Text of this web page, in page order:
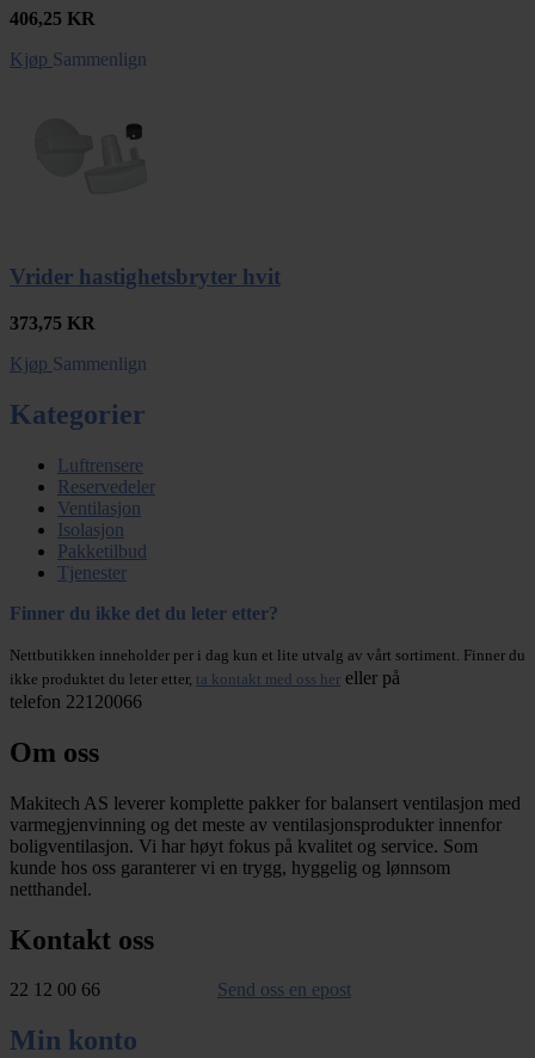
406,25 KR
Kjøp Sammenlign
Vrider hastighetsbryter hvit
373,75 KR
Kjøp Sammenlign
Kategorier
Luftrensere
Reservedeler
Ventilasjon
Isolasjon
Pakketilbud
Tjenester
Finner du ikke det du leter etter?
Nettbutikken inneholder per i dag kun et lite utvalg av vårt sortiment. Finner du
ikke produktet du leter etter, ta kontakt med oss her eller på
telefon 22120066
Om oss
Makitech AS leverer komplette pakker for balansert ventilasjon med
varmegjenvinning og det meste av ventilasjonsprodukter innenfor
boligventilasjon. Vi har høyt fokus på kvalitet og service. Som
kunde hos oss garanterer vi en trygg, hyggelig og lønnsom
netthandel.
Kontakt oss
22 12 00 66 Send oss en epost
Min konto